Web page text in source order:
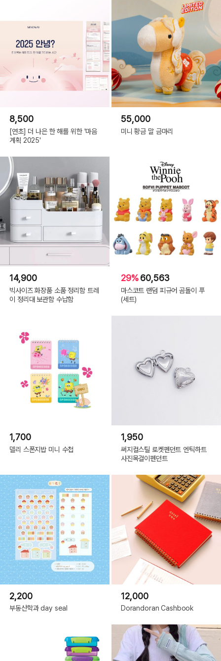
8,500
[연초] 더 나은 한 해를 위한 '마음
계획 2025'
55,000
미니 황금 말 금마리
14,900
빅사이즈 화장품 소품 정리함 트레
이 정리대 보관함 수납함
29%60,563
마스코트 랜덤 피규어 곰돌이 푸
(세트)
1,700
델리 스폰지밥 미니 수첩
1,950
써지컬스틸 로켓펜던트 엔틱하트
사진목걸이펜던트
2,200
부동산학과 day seal
12,000
Dorandoran Cashbook